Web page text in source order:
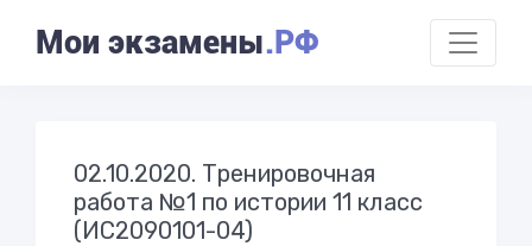
Мои экзамены.РФ
02.10.2020. Тренировочная
работа №1 по истории 11 класс
(ИС2090101-04)